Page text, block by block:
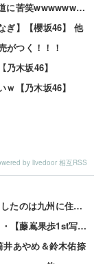
【驚愕】中居正広、ネットの「年内死ぬ」報道に苦笑wwwwww 他
ぎ】【櫻坂46】 他
がつく！！！
木坂46】
【乃木坂46】
by livedoor 相互RSS
「CDTVに『365日の紙飛行機』をリクエストしたのは九州に住む中学生」←この事実って結構デカいよな...
【日向坂46】 かほりん、ありのままの姿・・・【藤嶌果歩1st写真集】
あやめ＆鈴木佑捺